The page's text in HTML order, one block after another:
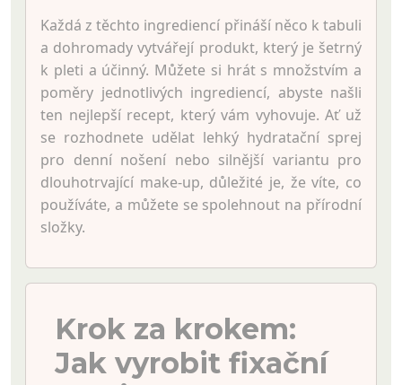
Každá z těchto ingrediencí přináší něco k tabuli
a dohromady vytvářejí produkt, který je šetrný
k pleti a účinný. Můžete si hrát s množstvím a
poměry jednotlivých ingrediencí, abyste našli
ten nejlepší recept, který vám vyhovuje. Ať už
se rozhodnete udělat lehký hydratační sprej
pro denní nošení nebo silnější variantu pro
dlouhotrvající make-up, důležité je, že víte, co
používáte, a můžete se spolehnout na přírodní
složky.
Krok za krokem:
Jak vyrobit fixační